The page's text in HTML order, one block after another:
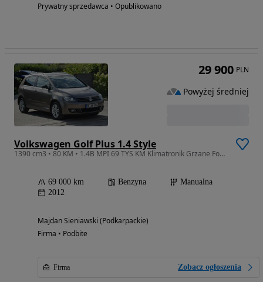
Prywatny sprzedawca • Opublikowano
Volkswagen Golf Plus 1.4 Style
1390 cm3 • 80 KM • 1.4B MPI 69 TYS KM Klimatronik Grzane Fotele Sprowadzony
69 000 km Benzyna
Manualna
2012
Majdan Sieniawski (Podkarpackie)
Firma • Podbite
Firma Zobacz ogłoszenia
29 900 PLN
Powyżej średniej